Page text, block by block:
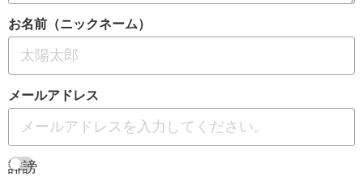
お名前（ニックネーム）
メールアドレス
誹謗